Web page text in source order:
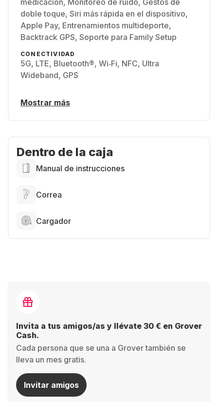
medicación, Monitoreo de ruido, Gestos de
doble toque, Siri más rápida en el dispositivo,
Apple Pay, Entrenamientos multideporte,
Backtrack GPS, Soporte para Family Setup
CONECTIVIDAD
5G, LTE, Bluetooth®, Wi‑Fi, NFC, Ultra
Wideband, GPS
Mostrar más
Dentro de la caja
Manual de instrucciones
Correa
Cargador
Invita a tus amigos/as y llévate 30 € en Grover
Cash.
Cada persona que se una a Grover también se
lleva un mes gratis.
Invitar amigos